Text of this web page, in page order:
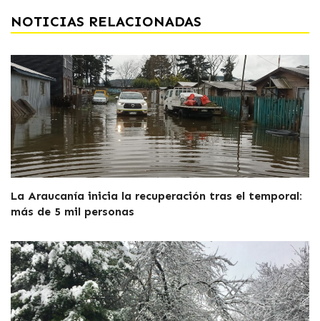
NOTICIAS RELACIONADAS
La Araucanía inicia la recuperación tras el temporal:
más de 5 mil personas